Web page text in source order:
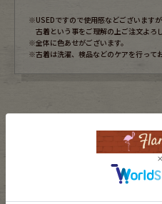
※USEDですので使用感などございます
古着という事をご理解の上ご注文よろ
※全体に色あせがございます。
※古着は洗濯、検品などのケアを行ってお
-
Bravado